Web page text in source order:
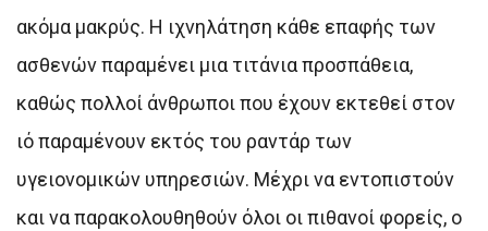
ακόμα μακρύς. Η ιχνηλάτηση κάθε επαφής των
ασθενών παραμένει μια τιτάνια προσπάθεια,
καθώς πολλοί άνθρωποι που έχουν εκτεθεί στον
ιό παραμένουν εκτός του ραντάρ των
υγειονομικών υπηρεσιών. Μέχρι να εντοπιστούν
και να παρακολουθηθούν όλοι οι πιθανοί φορείς, ο